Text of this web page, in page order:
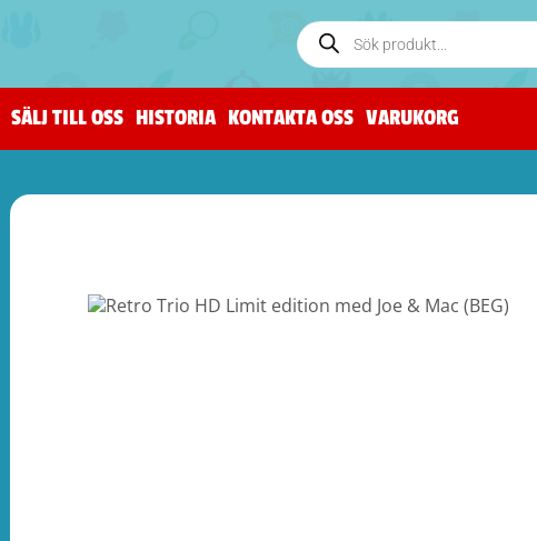
SÄLJ TILL OSS HISTORIA KONTAKTA OSS VARUKORG